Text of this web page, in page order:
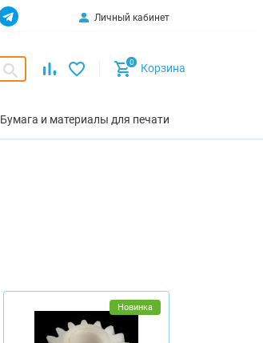
Личный кабинет
0 Корзина
Бумага и материалы для печати
Новинка